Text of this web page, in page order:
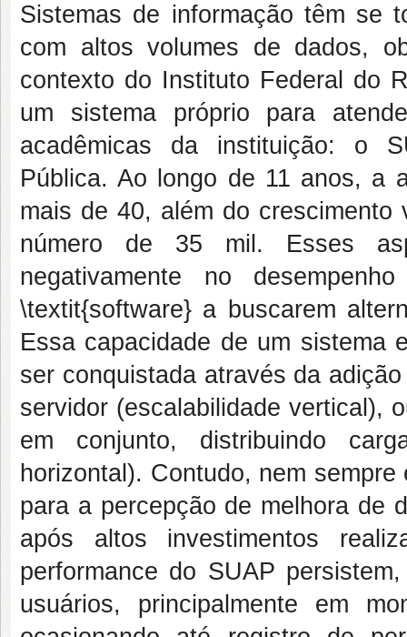
Sistemas de informação têm se
com altos volumes de dados,
contexto do Instituto Federal do
um sistema próprio para
acadêmicas da instituição: o
Pública. Ao longo de 11 anos, a
mais de 40, além do
número de 35 mil. Esses
negativamente no
\textit{software} a buscarem
Essa capacidade de um sistema
ser conquistada através da
servidor (escalabilidade vertical),
em conjunto, distribuindo
horizontal). Contudo, nem
para a percepção de melhora de
após altos investimentos
performance do SUAP
usuários, principalmente em